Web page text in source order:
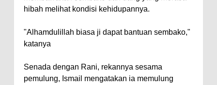
hibah melihat kondisi kehidupannya.
"Alhamdulillah biasa ji dapat bantuan sembako,"
katanya
Senada dengan Rani, rekannya sesama
pemulung, Ismail mengatakan ia memulung